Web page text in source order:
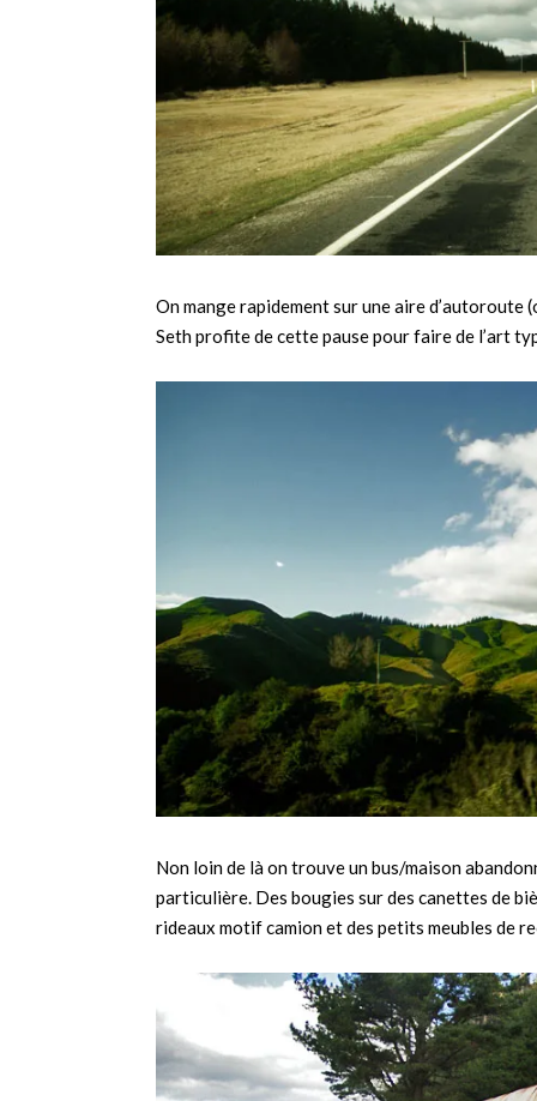
On mange rapidement sur une aire d’autoroute
Seth profite de cette pause pour faire de l’art
Non loin de là on trouve un bus/maison
particulière. Des bougies sur des canettes de
rideaux motif camion et des petits meubles de